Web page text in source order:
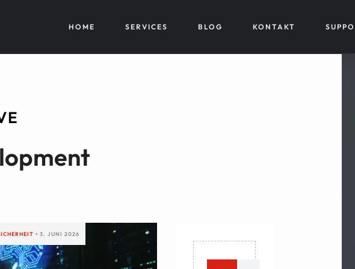
HOME SERVICES BLOG KONTAKT
• 3. JUNI 2026